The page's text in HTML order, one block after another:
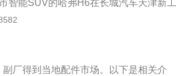
智能SUV的哈弗H6在长城汽车天津新工
及绿静2.0T柴油车型，分为都市型、精
前的H3和H5不同的全新平台打造，最大
使用的是适时四驱系统。
厂得到当地配件市场。以下是相关介